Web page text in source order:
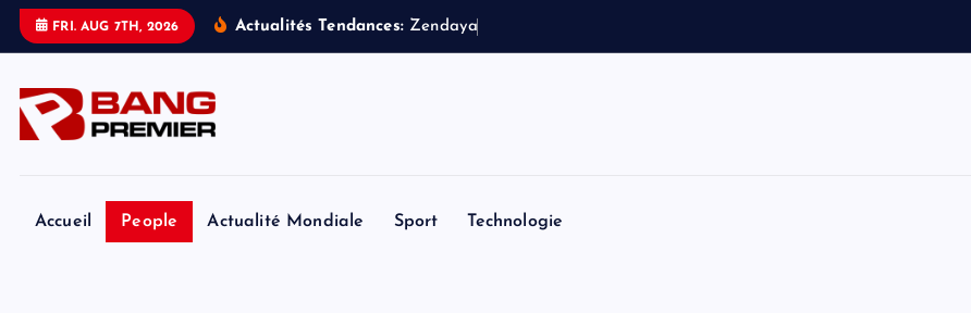
FRI. AUG 7TH, 2026 Actualités Tendances: Zendaya
Accueil People Actualité Mondiale Sport Technologie